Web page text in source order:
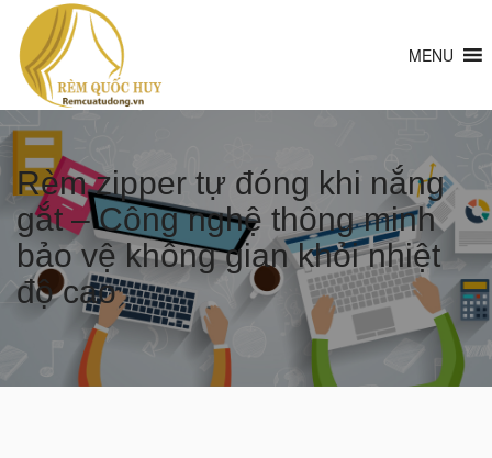
MENU
Rèm zipper tự đóng khi nắng
gắt – Công nghệ thông minh
bảo vệ không gian khỏi nhiệt
độ cao